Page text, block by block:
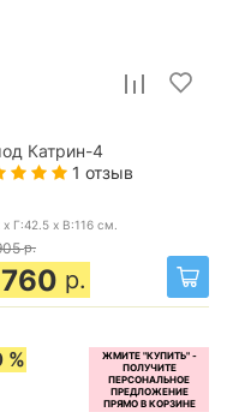
Катрин-4
1 отзыв
Г:42.5 x В:116 см.
р.
р.
%